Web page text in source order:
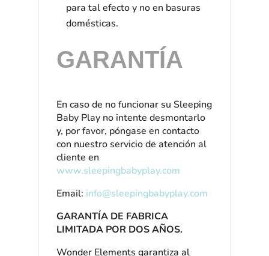
para tal efecto y no en basuras
domésticas.
GARANTÍA
En caso de no funcionar su Sleeping
Baby Play no intente desmontarlo
y, por favor, póngase en contacto
con nuestro servicio de atención al
cliente en
www.sleepingbabyplay.com
Email: info@sleepingbabyplay.com
GARANTÍA DE FABRICA
LIMITADA POR DOS AÑOS.
Wonder Elements garantiza al